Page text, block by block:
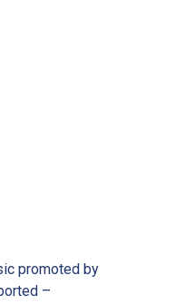
promoted by
–